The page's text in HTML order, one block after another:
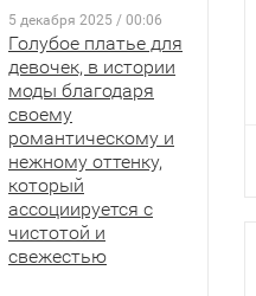
5 декабря 2025 / 00:06
Голубое платье для
девочек, в истории
моды благодаря
своему
романтическому и
нежному оттенку,
который
ассоциируется с
чистотой и
свежестью